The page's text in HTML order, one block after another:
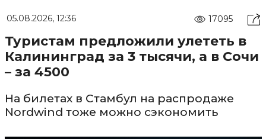
05.08.2026, 12:36 17095
Туристам предложили улететь в
Калининград за 3 тысячи, а в Сочи
– за 4500
На билетах в Стамбул на распродаже
Nordwind тоже можно сэкономить